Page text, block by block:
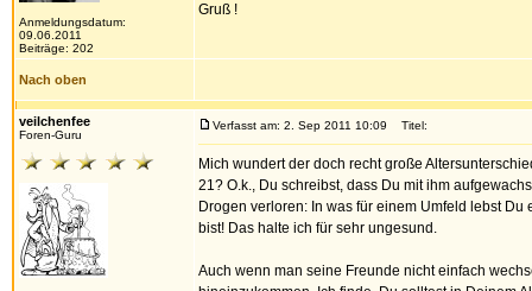
Anmeldungsdatum:
09.06.2011
Beiträge: 202
Gruß !
Nach oben
veilchenfee
Foren-Guru
Verfasst am: 2. Sep 2011 10:09 Titel:
Mich wundert der doch recht große
21? O.k., Du schreibst, dass Du mit ihm
Drogen verloren: In was für einem Umfeld lebst
bist! Das halte ich für sehr ungesund.
Auch wenn man seine Freunde nicht einfach